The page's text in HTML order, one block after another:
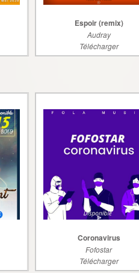
Espoir (remix)
Audray
Télécharger
Coronavirus
Fofostar
Télécharger